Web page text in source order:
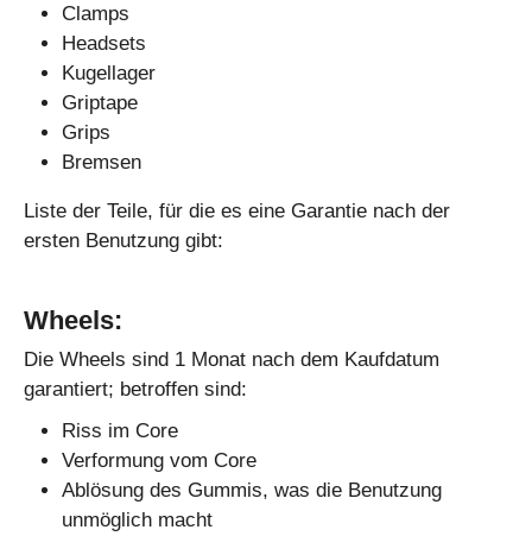
Clamps
Headsets
Kugellager
Griptape
Grips
Bremsen
Liste der Teile, für die es eine Garantie nach der
ersten Benutzung gibt:
Wheels:
Die Wheels sind 1 Monat nach dem Kaufdatum
garantiert; betroffen sind:
Riss im Core
Verformung vom Core
Ablösung des Gummis, was die Benutzung
unmöglich macht